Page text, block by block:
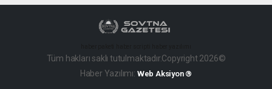
Tüm hakları saklı tutulmaktadır.Copyright 2026©
Haber Yazılımı: Web Aksiyon ®